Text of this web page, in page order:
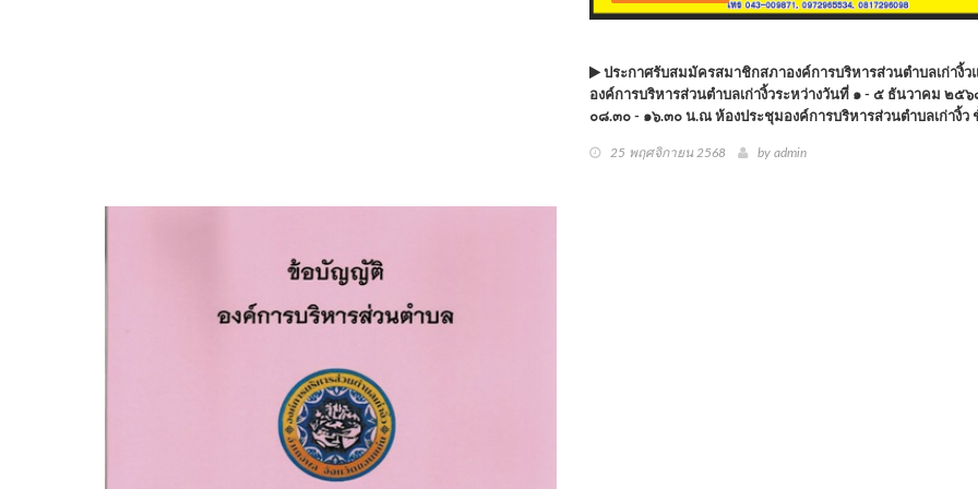
ประกาศรับสมมัครสมาชิกสภาองค์การบริหารส่วนตำบลเก่างิ้ว
องค์การบริหารส่วนตำบลเก่างิ้วระหว่างวันที่ ๑ - ๕ ธันวาคม ๒๕๖
๐๘.๓๐ - ๑๖.๓๐ น.ณ ห้องประชุมองค์การบริหารส่วนตำบลเก่างิ้ว
25 พฤศจิกายน 2568 by admin